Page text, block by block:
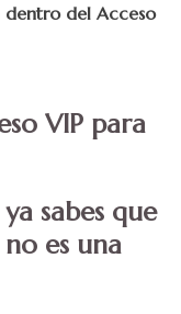
dentro del Acceso
VIP para
sabes que
es una